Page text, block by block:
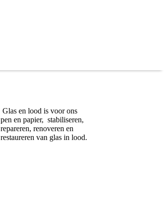
Glas en lood is voor ons
pen en papier, stabiliseren,
repareren, renoveren en
restaureren van glas in lood.